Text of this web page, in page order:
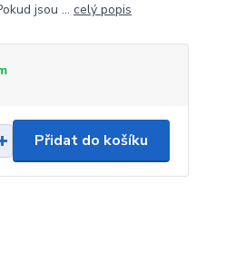
jsou ... celý popis
Přidat do košíku